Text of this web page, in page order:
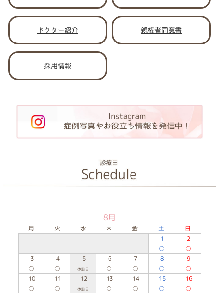
ドクター紹介 親権者同意書
採用情報
8月
月 火 水 木 金 土
日
1
○
2
○
3
○
4
○
5
休診日
6
○
7
○
8
○
9
○
10
○
11
○
12
休診日
13
○
14
○
15
○
16
○